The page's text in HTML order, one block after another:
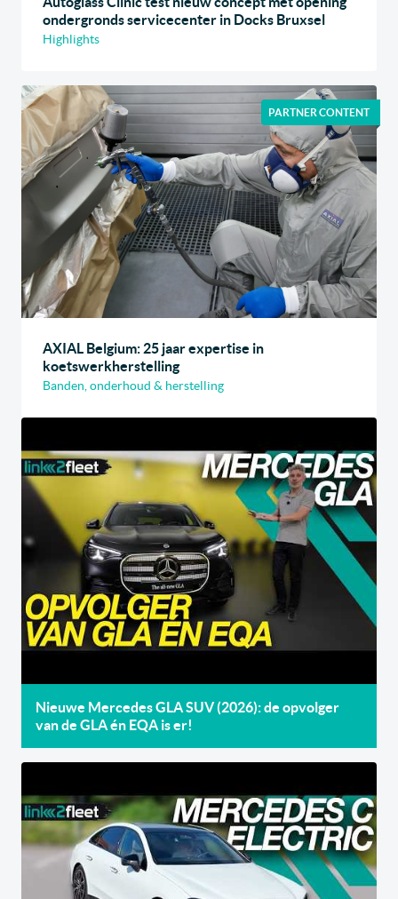
ondergronds servicecenter in Docks Bruxsel
Highlights
PARTNER CONTENT
AXIAL Belgium: 25 jaar expertise in
koetswerkherstelling
Banden, onderhoud & herstelling
Nieuwe Mercedes GLA SUV (2026): de opvolger
van de GLA én EQA is er!